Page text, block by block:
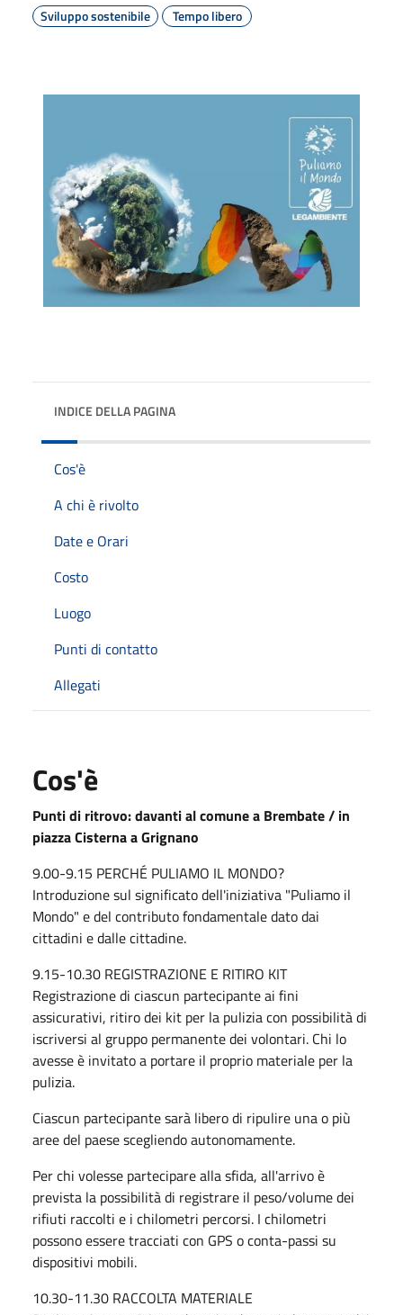
Sviluppo sostenibile
Tempo libero
INDICE DELLA PAGINA
Cos'è
A chi è rivolto
Date e Orari
Costo
Luogo
Punti di contatto
Allegati
Cos'è
Punti di ritrovo: davanti al comune a Brembate / in
piazza Cisterna a Grignano
9.00-9.15 PERCHÉ PULIAMO IL MONDO?
Introduzione sul significato dell'iniziativa "Puliamo il
Mondo" e del contributo fondamentale dato dai
cittadini e dalle cittadine.
9.15-10.30 REGISTRAZIONE E RITIRO KIT
Registrazione di ciascun partecipante ai fini
assicurativi, ritiro dei kit per la pulizia con possibilità di
iscriversi al gruppo permanente dei volontari. Chi lo
avesse è invitato a portare il proprio materiale per la
pulizia.
Ciascun partecipante sarà libero di ripulire una o più
aree del paese scegliendo autonomamente.
Per chi volesse partecipare alla sfida, all'arrivo è
prevista la possibilità di registrare il peso/volume dei
rifiuti raccolti e i chilometri percorsi. I chilometri
possono essere tracciati con GPS o conta-passi su
dispositivi mobili.
10.30-11.30 RACCOLTA MATERIALE